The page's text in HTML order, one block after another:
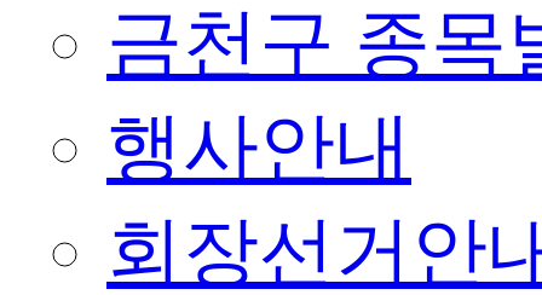
금천구 종목
행사안내
회장선거안